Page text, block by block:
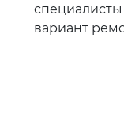
вариант